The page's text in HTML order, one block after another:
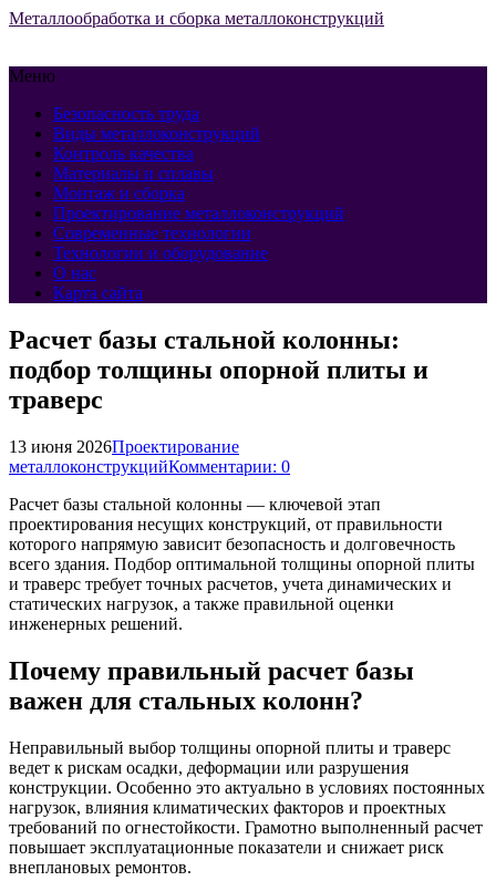
Металлообработка и сборка металлоконструкций
Меню
Безопасность труда
Виды металлоконструкций
Контроль качества
Материалы и сплавы
Монтаж и сборка
Проектирование металлоконструкций
Современные технологии
Технологии и оборудование
О нас
Карта сайта
Расчет базы стальной колонны:
подбор толщины опорной плиты и
траверс
13 июня 2026Проектирование
металлоконструкцийКомментарии: 0
Расчет базы стальной колонны — ключевой этап
проектирования несущих конструкций, от правильности
которого напрямую зависит безопасность и долговечность
всего здания. Подбор оптимальной толщины опорной плиты
и траверс требует точных расчетов, учета динамических и
статических нагрузок, а также правильной оценки
инженерных решений.
Почему правильный расчет базы
важен для стальных колонн?
Неправильный выбор толщины опорной плиты и траверс
ведет к рискам осадки, деформации или разрушения
конструкции. Особенно это актуально в условиях постоянных
нагрузок, влияния климатических факторов и проектных
требований по огнестойкости. Грамотно выполненный расчет
повышает эксплуатационные показатели и снижает риск
внеплановых ремонтов.